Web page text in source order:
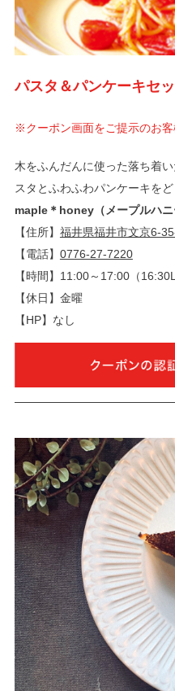
パスタ＆パンケーキセ
※クーポン画面をご提示のお客
木をふんだんに使った落ち着
スタとふわふわパンケーキをど
maple＊honey（メープルハニ
【住所】 福井県福井市文京6-
【電話】 0776-27-7220
【時間】11:00～17:00（
【休日】金曜
【HP】なし